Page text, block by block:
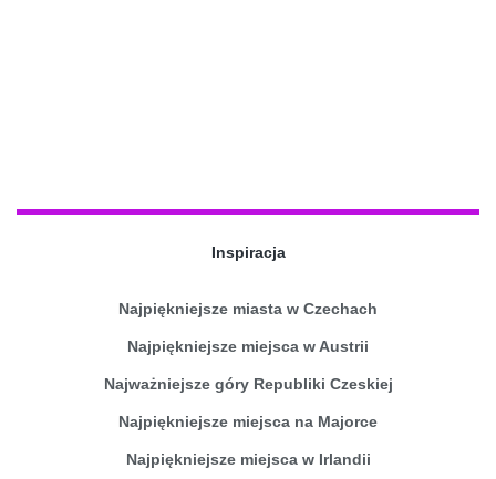
Inspiracja
Najpiękniejsze miasta w Czechach
Najpiękniejsze miejsca w Austrii
Najważniejsze góry Republiki Czeskiej
Najpiękniejsze miejsca na Majorce
Najpiękniejsze miejsca w Irlandii